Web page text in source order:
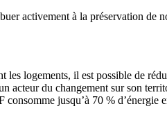
activement à la préservation de
logements, il est possible de
du changement sur son
jusqu’à 70 % d’énergie